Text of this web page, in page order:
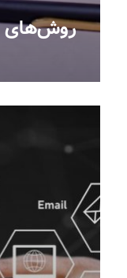
روش‌های